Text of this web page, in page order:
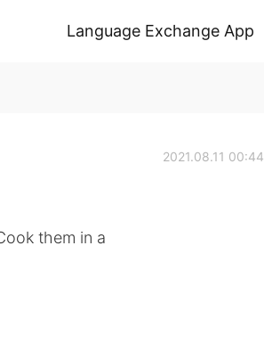
Language Exchange App
2021.08.11 00:44
them in a